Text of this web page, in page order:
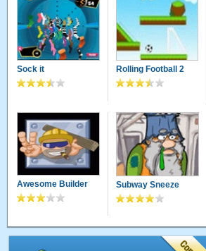
Sock it Rolling Football 2
Awesome Builder Subway Sneeze